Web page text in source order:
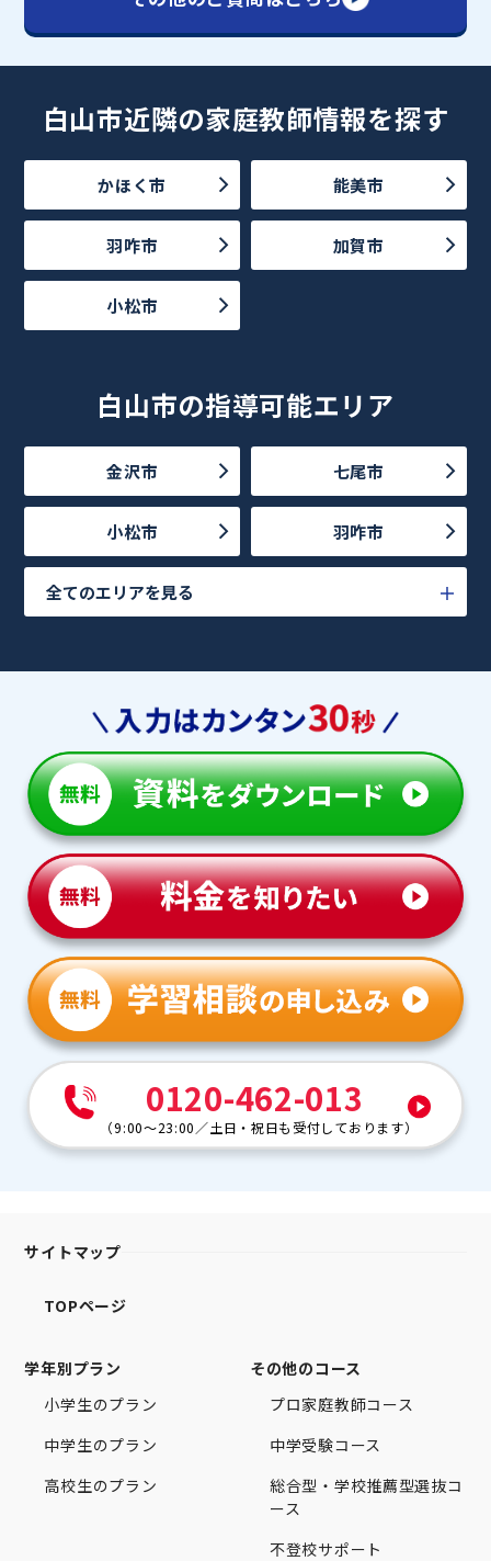
白山市近隣の家庭教師情報を探す
かほく市 能美市
羽咋市 加賀市
小松市
白山市の指導可能エリア
金沢市 七尾市
小松市 羽咋市
全てのエリアを見る
0120-462-013
（9:00～23:00 ／土日・祝日も受付しております）
サイトマップ
TOPページ
学年別プラン
小学生のプラン
中学生のプラン
高校生のプラン
その他のコース
プロ家庭教師コース
中学受験コース
総合型・学校推薦型選抜コ
ース
不登校サポート